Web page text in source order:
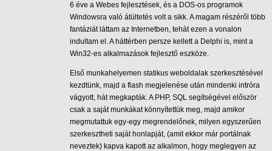
6 éve a Webes fejlesztések, és a DOS-os programok
Windowsra való átültetés volt a sikk. A magam részéről több
fantáziát láttam az Internetben, tehát ezen a vonalon
indultam el. A háttérben persze kellett a Delphi is, mint a
Win32-es alkalmazások fejlesztő eszköze.
Első munkahelyemen statikus weboldalak szerkesztésével
kezdtünk, majd a flash megjelenése után mindenki intróra
vágyott, hát megkapták. A PHP, SQL segítségével először
csak a saját munkákat könnyítettük meg, majd amikor
megmutattuk egy-egy megrendelőnek, milyen egyszerűen
szerkesztheti saját honlapját, (amit ekkor már portálnak
neveztek) kapva kapott az alkalmon, hogy meglegyen az